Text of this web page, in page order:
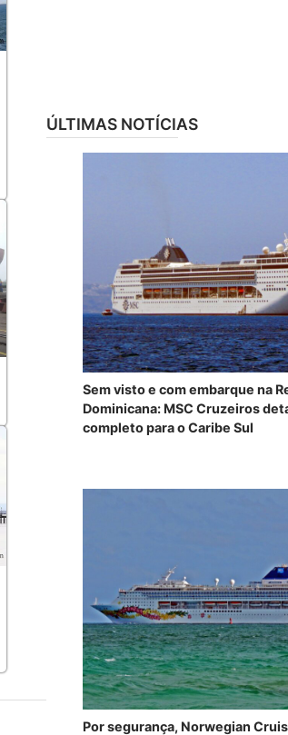
ÚLTIMAS NOTÍCIAS
Sem visto e com embarque na
Dominicana: MSC Cruzeiros
completo para o Caribe Sul
Por segurança, Norwegian